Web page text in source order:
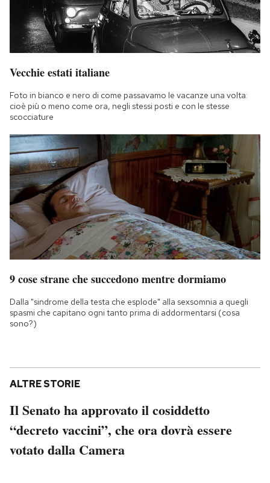
Vecchie estati italiane
Foto in bianco e nero di come passavamo le vacanze una volta:
cioè più o meno come ora, negli stessi posti e con le stesse
scocciature
9 cose strane che succedono mentre dormiamo
Dalla "sindrome della testa che esplode" alla sexsomnia a quegli
spasmi che capitano ogni tanto prima di addormentarsi (cosa
sono?)
ALTRE STORIE
Il Senato ha approvato il cosiddetto
“decreto vaccini”, che ora dovrà essere
votato dalla Camera